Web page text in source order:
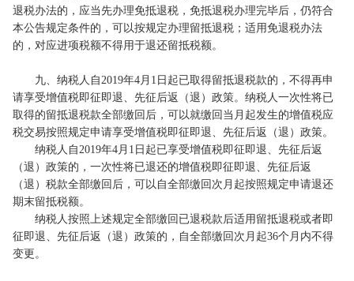
退税办法的，应当先办理免抵退税，免抵退税办理完毕后，仍符合
本公告规定条件的，可以按规定办理留抵退税；适用免退税办法
的，对应进项税额不得用于退还留抵税额。
九、纳税人自2019年4月1日起已取得留抵退税款的，不得再申
请享受增值税即征即退、先征后返（退）政策。纳税人一次性将已
取得的留抵退税款全部缴回后，可以就缴回当月起发生的增值税应
税交易按照规定申请享受增值税即征即退、先征后返（退）政策。
纳税人自2019年4月1日起已享受增值税即征即退、先征后返
（退）政策的，一次性将已退还的增值税即征即退、先征后返
（退）税款全部缴回后，可以自全部缴回次月起按照规定申请退还
期末留抵税额。
纳税人按照上述规定全部缴回已退税款后适用留抵退税或者即
征即退、先征后返（退）政策的，自全部缴回次月起36个月内不得
变更。